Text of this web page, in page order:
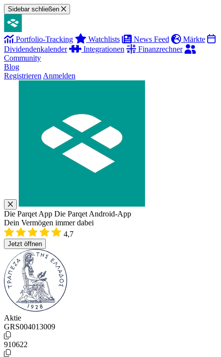
Sidebar schließen
Portfolio-Tracking Watchlists News Feed
Märkte
Dividendenkalender
Integrationen
Finanzrechner
Community
Blog
Registrieren Anmelden
Die Parqet App Die Parqet Android-App
Dein Vermögen immer dabei
4,7
Jetzt öffnen
Aktie
GRS004013009
910622